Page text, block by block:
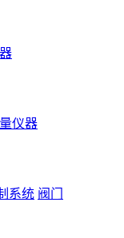
仪器
系统 阀门